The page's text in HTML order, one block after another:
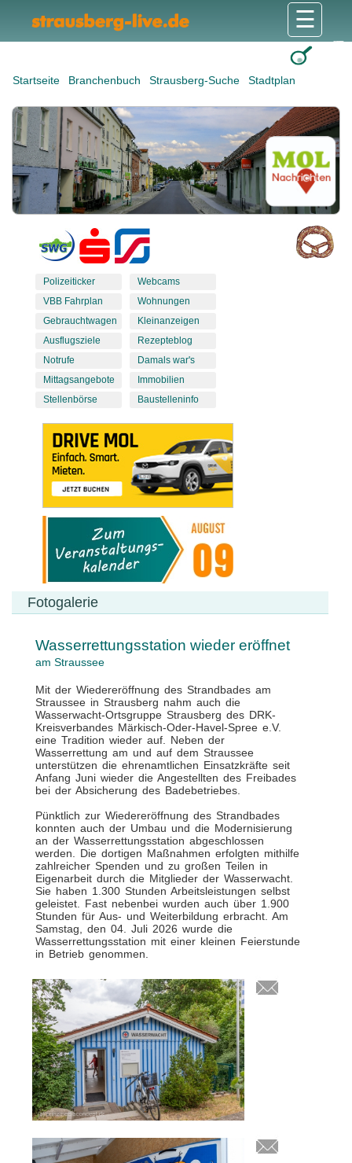
Startseite Branchenbuch Strausberg-Suche Stadtplan
☰
Polizeiticker
VBB Fahrplan
Gebrauchtwagen
Ausflugsziele
Notrufe
Mittagsangebote
Stellenbörse
Webcams
Wohnungen
Kleinanzeigen
Rezepteblog
Damals war's
Immobilien
Baustelleninfo
Fotogalerie
Wasserrettungsstation wieder eröffnet
am Straussee
Mit der Wiedereröffnung des Strandbades am
Straussee in Strausberg nahm auch die
Wasserwacht-Ortsgruppe Strausberg des DRK-
Kreisverbandes Märkisch-Oder-Havel-Spree e.V.
eine Tradition wieder auf. Neben der
Wasserrettung am und auf dem Straussee
unterstützen die ehrenamtlichen Einsatzkräfte seit
Anfang Juni wieder die Angestellten des Freibades
bei der Absicherung des Badebetriebes.
Pünktlich zur Wiedereröffnung des Strandbades
konnten auch der Umbau und die Modernisierung
an der Wasserrettungsstation abgeschlossen
werden. Die dortigen Maßnahmen erfolgten mithilfe
zahlreicher Spenden und zu großen Teilen in
Eigenarbeit durch die Mitglieder der Wasserwacht.
Sie haben 1.300 Stunden Arbeitsleistungen selbst
geleistet. Fast nebenbei wurden auch über 1.900
Stunden für Aus- und Weiterbildung erbracht. Am
Samstag, den 04. Juli 2026 wurde die
Wasserrettungsstation mit einer kleinen Feierstunde
in Betrieb genommen.